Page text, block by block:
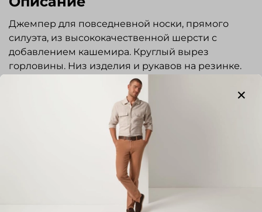
Джемпер для повседневной носки, прямого
силуэта, из высококачественной шерсти с
добавлением кашемира. Круглый вырез
горловины. Низ изделия и рукавов на резинке.
Универсальная вещь в мужском гардеробе,
прекрасно сочетается как с классическими
брюками, так и с джинсами.
Отзывов еще никто не оставлял